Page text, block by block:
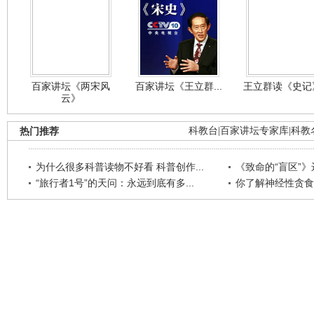
百家讲坛《两宋风
云》
百家讲坛《王立群... 王立群读《史
科教台 百家讲坛专家库 科教
热门推荐
为什么很多科普读物不好看 科普创作...
《致命的“盲区”
“旅行者1号”的天问：永远到底有多...
你了解神经性贪